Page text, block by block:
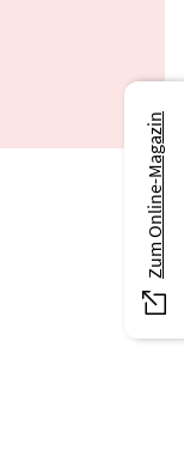
Zum Online-Magazin